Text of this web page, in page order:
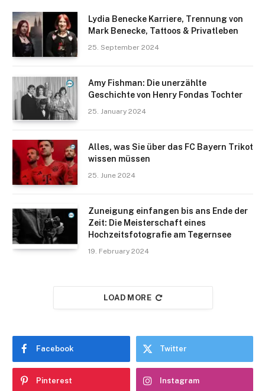
Lydia Benecke Karriere, Trennung von
Mark Benecke, Tattoos & Privatleben
25. September 2024
Amy Fishman: Die unerzählte
Geschichte von Henry Fondas Tochter
25. January 2024
Alles, was Sie über das FC Bayern Trikot
wissen müssen
25. June 2024
Zuneigung einfangen bis ans Ende der
Zeit: Die Meisterschaft eines
Hochzeitsfotografie am Tegernsee
19. February 2024
LOAD MORE
Facebook Twitter
Pinterest Instagram